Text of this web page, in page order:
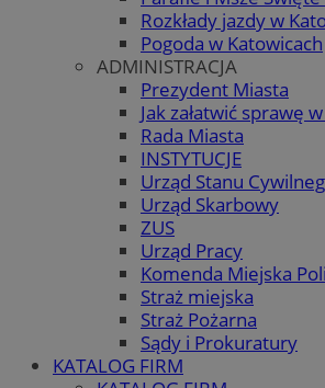
Rozkłady jazdy w
Pogoda w Katowicach
ADMINISTRACJA
Prezydent Miasta
Jak załatwić sprawę
Rada Miasta
INSTYTUCJE
Urząd Stanu
Urząd Skarbowy
ZUS
Urząd Pracy
Komenda Miejska
Straż miejska
Straż Pożarna
Sądy i Prokuratury
KATALOG FIRM